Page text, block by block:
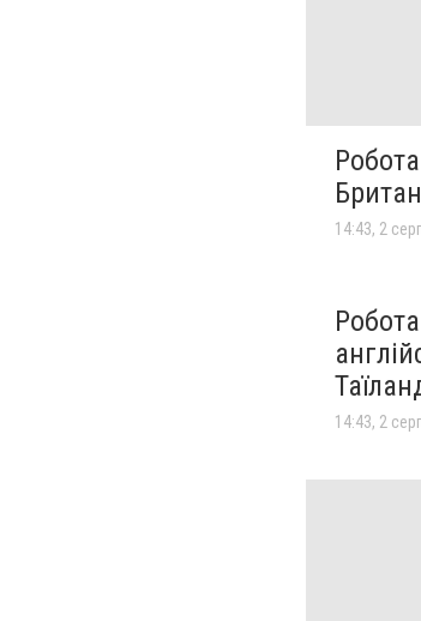
14:43, 2
14:43, 2